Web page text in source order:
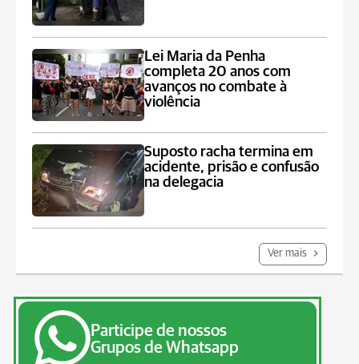
Lei Maria da Penha
completa 20 anos com
avanços no combate à
violência
Suposto racha termina em
acidente, prisão e confusão
na delegacia
Ver mais
Participe de nossos
Grupos de Whatsapp